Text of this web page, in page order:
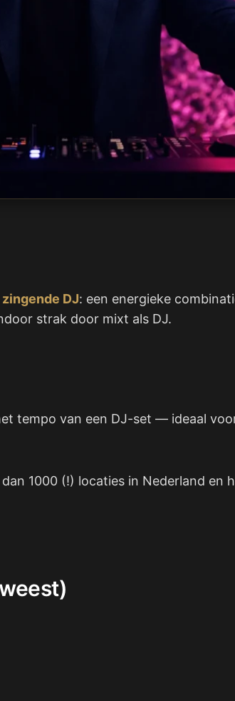
zingende DJ: een energieke
strak door mixt als DJ.
tempo van een DJ-set — ideaal
1000 (!) locaties in Nederland en